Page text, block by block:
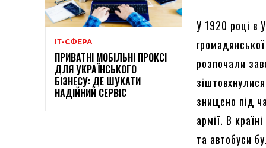
ІТ-СФЕРА
ПРИВАТНІ МОБІЛЬНІ ПРОКСІ
ДЛЯ УКРАЇНСЬКОГО
БІЗНЕСУ: ДЕ ШУКАТИ
НАДІЙНИЙ СЕРВІС
У 1920 році в
розпочали
знищено під
армії. В
та автобуси